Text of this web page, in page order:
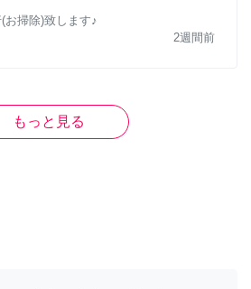
お掃除)致します♪
2週間前
もっと見る